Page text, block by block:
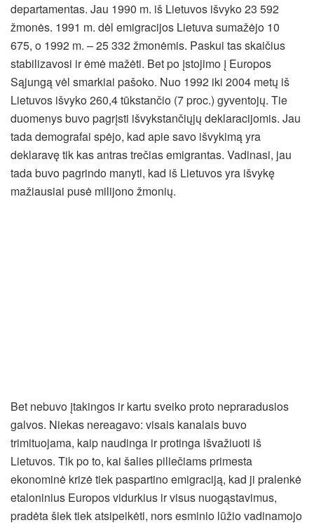
departamentas. Jau 1990 m. iš Lietuvos išvyko 23 592
žmonės. 1991 m. dėl emigracijos Lietuva sumažėjo 10
675, o 1992 m. – 25 332 žmonėmis. Paskui tas skaičius
stabilizavosi ir ėmė mažėti. Bet po įstojimo į Europos
Sąjungą vėl smarkiai pašoko. Nuo 1992 iki 2004 metų iš
Lietuvos išvyko 260,4 tūkstančio (7 proc.) gyventojų. Tie
duomenys buvo pagrįsti išvykstančiųjų deklaracijomis. Jau
tada demografai spėjo, kad apie savo išvykimą yra
deklaravę tik kas antras trečias emigrantas. Vadinasi, jau
tada buvo pagrindo manyti, kad iš Lietuvos yra išvykę
mažiausiai pusė milijono žmonių.
Bet nebuvo įtakingos ir kartu sveiko proto nepraradusios
galvos. Niekas nereagavo: visais kanalais buvo
trimituojama, kaip naudinga ir protinga išvažiuoti iš
Lietuvos. Tik po to, kai šalies piliečiams primesta
ekonominė krizė tiek paspartino emigraciją, kad ji pralenkė
etaloninius Europos vidurkius ir visus nuogąstavimus,
pradėta šiek tiek atsipeikėti, nors esminio lūžio vadinamojo